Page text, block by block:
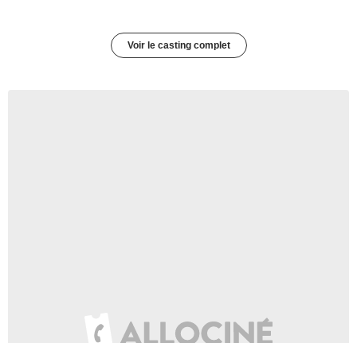
Voir le casting complet